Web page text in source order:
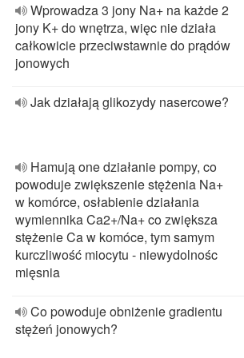
Wprowadza 3 jony Na+ na każde 2
jony K+ do wnętrza, więc nie działa
całkowicie przeciwstawnie do prądów
jonowych
Jak działają glikozydy nasercowe?
Hamują one działanie pompy, co
powoduje zwiększenie stężenia Na+
w komórce, osłabienie działania
wymiennika Ca2+/Na+ co zwiększa
stężenie Ca w komóce, tym samym
kurczliwość miocytu - niewydolnośc
mięsnia
Co powoduje obniżenie gradientu
stężeń jonowych?